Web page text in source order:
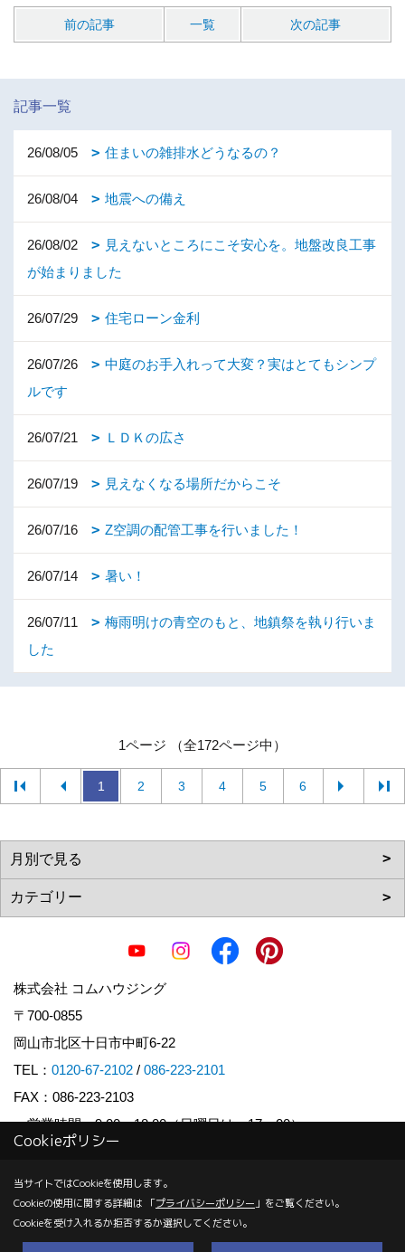
前の記事 一覧 次の記事
記事一覧
26/08/05 住まいの雑排水どうなるの？
26/08/04 地震への備え
26/08/02
見えないところにこそ安心を。地盤改良工事
が始まりました
26/07/29 住宅ローン金利
26/07/26
中庭のお手入れって大変？実はとてもシンプ
ルです
26/07/21 ＬＤＫの広さ
26/07/19 見えなくなる場所だからこそ
26/07/16 Z空調の配管工事を行いました！
26/07/14 暑い！
26/07/11
梅雨明けの青空のもと、地鎮祭を執り行いま
した
1ページ （全172ページ中）
1 2 3 4 5 6
株式会社 コムハウジング
〒700-0855
岡山市北区十日市中町6-22
TEL： 0120-67-2102 / 086-223-2101
FAX：086-223-2103
＜営業時間＞9:00～18:00（日曜日は～17：00）
＜定休日＞毎週月曜日、祝日
Copyright (c) COM HOUSHING Inc. All Rights Reserved.
Produced byゴデスクリエイト
Cookieポリシー
当サイトではCookieを使用します。
Cookieの使用に関する詳細は 「プライバシーポリシー 」をご覧ください。
Cookieを受け入れるか拒否するか選択してください。